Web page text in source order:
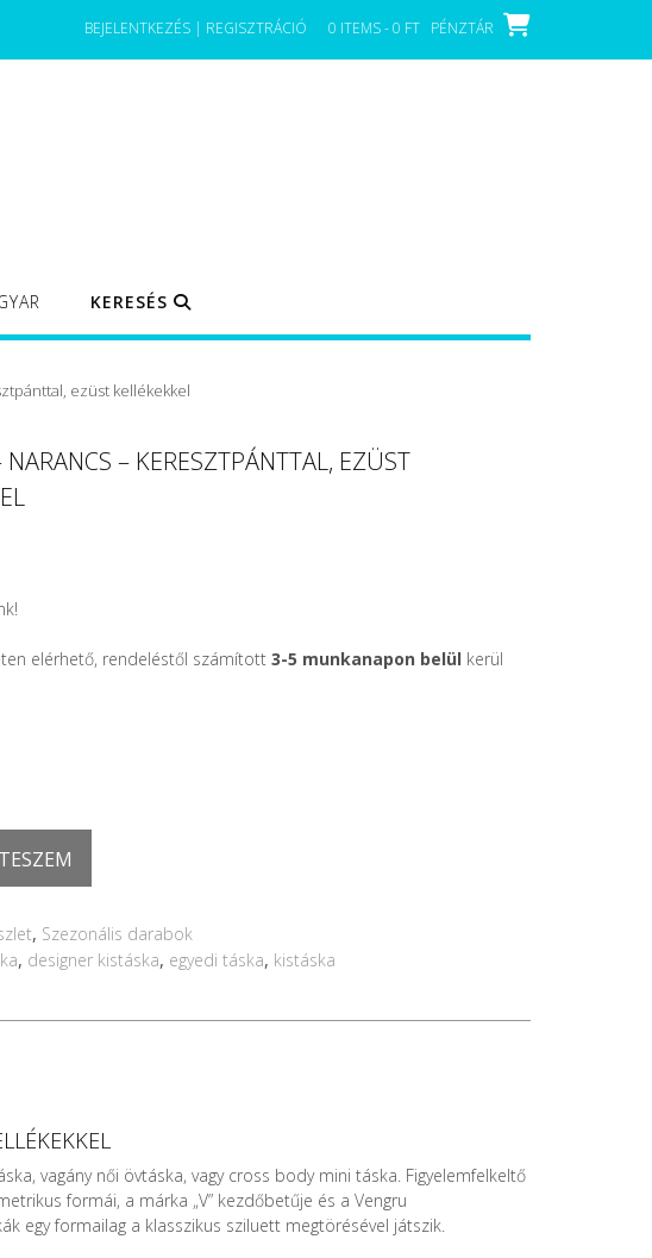
BEJELENTKEZÉS | REGISZTRÁCIÓ 0 ITEMS - 0 FT PÉNZTÁR
KERESÉS
ezüst kellékekkel
– KERESZTPÁNTTAL, EZÜST
elérhető, rendeléstől számított 3-5 munkanapon belül kerül
, Szezonális darabok
, designer kistáska, egyedi táska, kistáska
vagány női övtáska, vagy cross body mini táska. Figyelemfelkeltő
formái, a márka „V” kezdőbetűje és a Vengru
egy formailag a klasszikus sziluett megtörésével játszik.